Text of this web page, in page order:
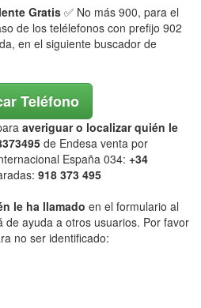
Gratis✅ No más 900, para el
de los telélefonos con prefijo 902
en el siguiente buscador de
Teléfono
averiguar o localizar quién le
de Endesa venta por
España 034: +34
918 373 495
le ha llamado en el formulario al
de ayuda a otros usuarios. Por favor
no ser identificado: